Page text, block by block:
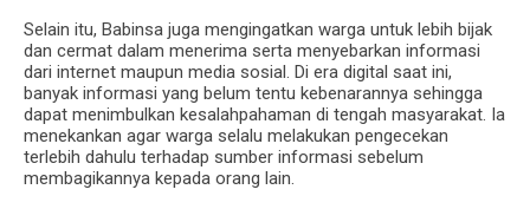
‎Selain itu, Babinsa juga mengingatkan warga untuk lebih bijak
dan cermat dalam menerima serta menyebarkan informasi
dari internet maupun media sosial. Di era digital saat ini,
banyak informasi yang belum tentu kebenarannya sehingga
dapat menimbulkan kesalahpahaman di tengah masyarakat. Ia
menekankan agar warga selalu melakukan pengecekan
terlebih dahulu terhadap sumber informasi sebelum
membagikannya kepada orang lain.